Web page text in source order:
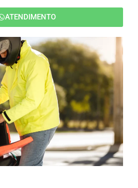
ATENDIMENTO